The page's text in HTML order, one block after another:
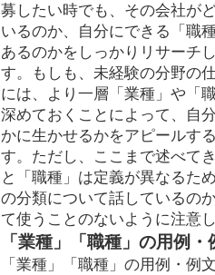
募したい時でも、その会社が
いるのか、自分にできる「職
あるのかをしっかりリサーチ
す。もしも、未経験の分野の
には、より一層「業種」や「
深めておくことによって、自
かに生かせるかをアピールす
す。ただし、ここまで述べて
と「職種」は定義が異なるた
の分類について話しているの
て使うことのないように注意
「業種」「職種」の用例・
「業種」「職種」の用例・例